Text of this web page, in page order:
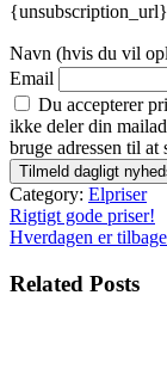
{unsubscription_url}
Navn (hvis du vil
Email
Du accepterer
ikke deler din
bruge adressen til at
Category: Elpriser
Rigtigt gode priser!
Hverdagen er
Related Posts